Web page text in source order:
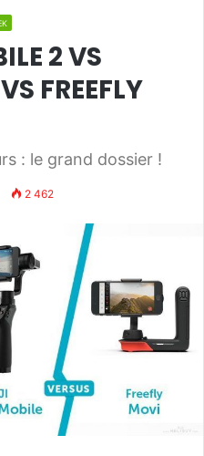
2 VS
FREEFLY
: le grand dossier !
2 462